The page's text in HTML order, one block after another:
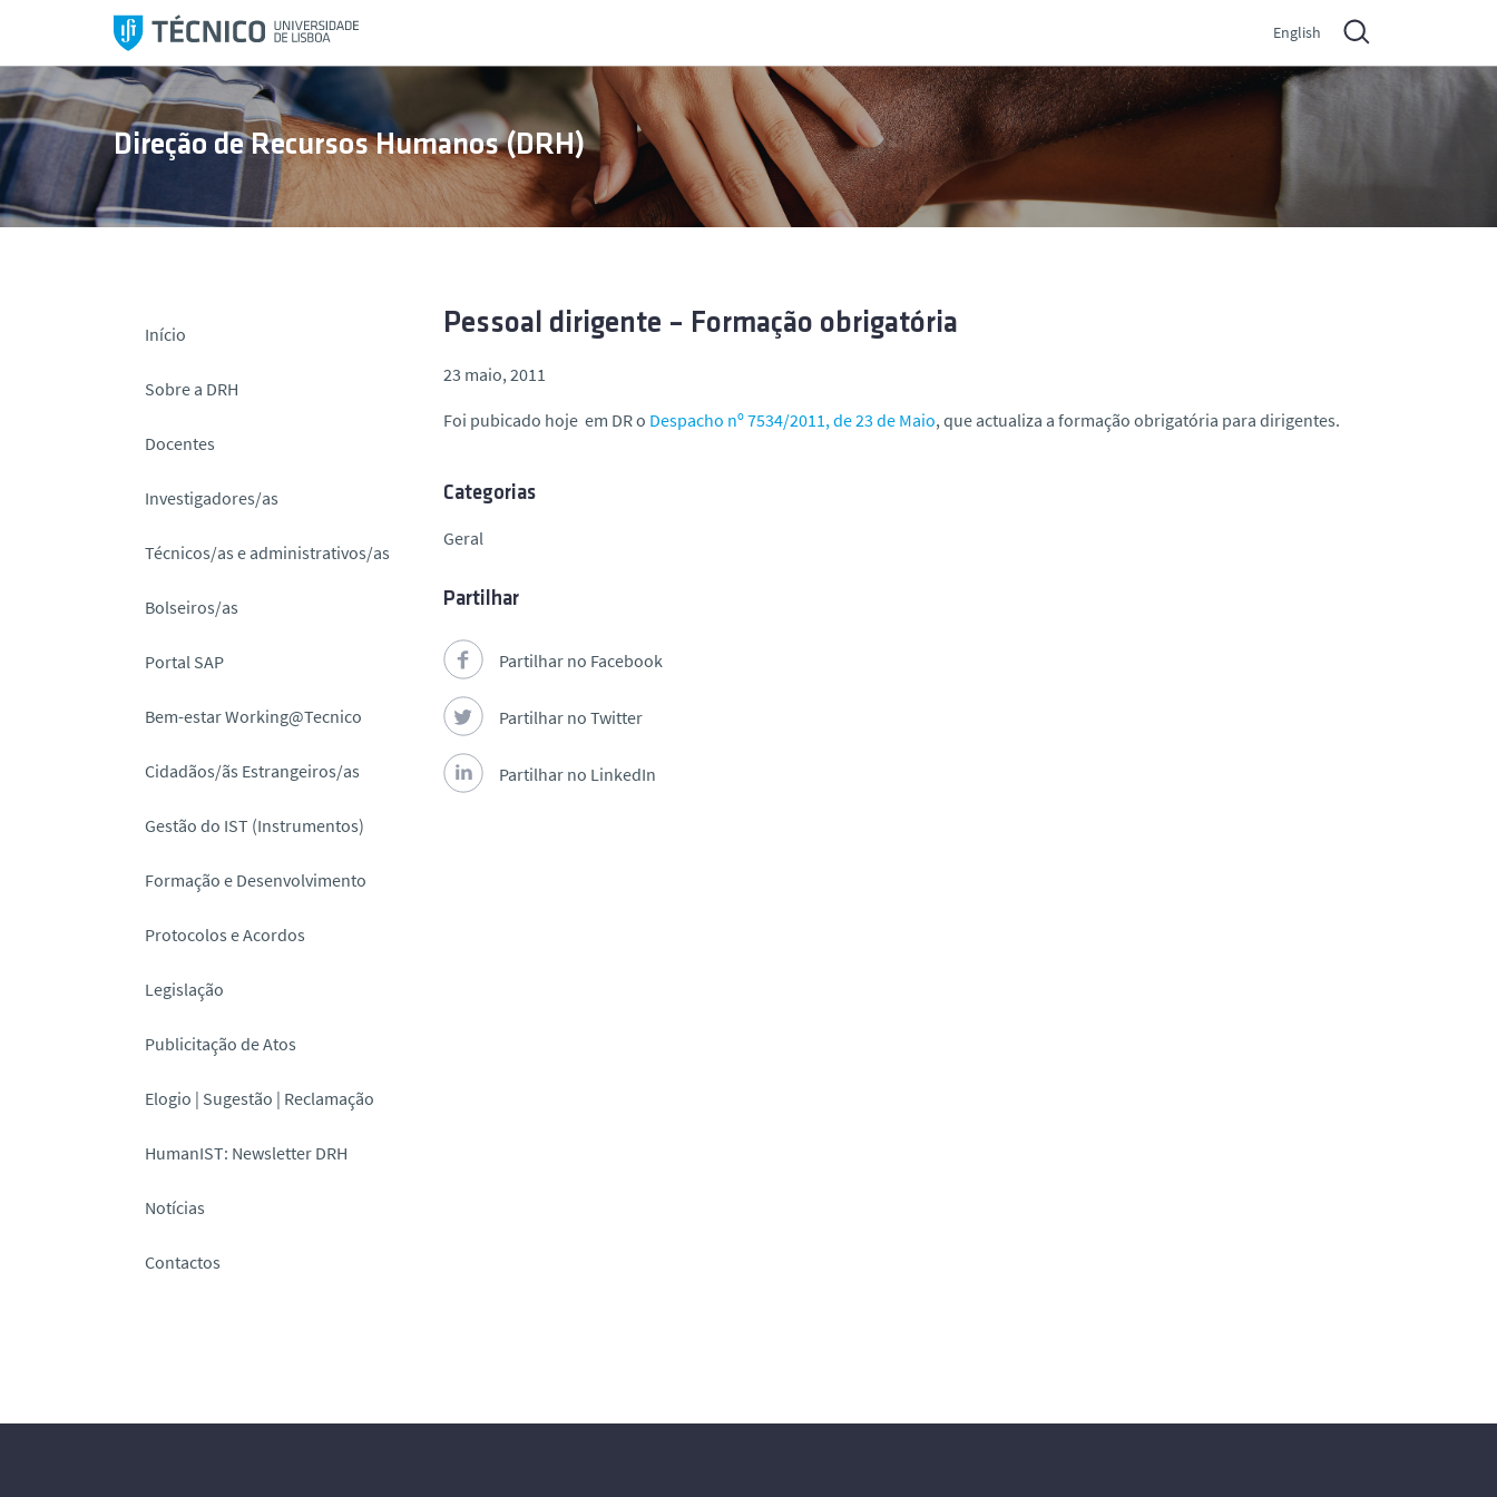
l
t
a
r
p
a
English
Direção de Recursos Humanos (DRH)
Início
Sobre a DRH
Docentes
Investigadores/as
Técnicos/as e administrativos/as
Bolseiros/as
Portal SAP
Bem-estar Working@Tecnico
Cidadãos/ãs Estrangeiros/as
Gestão do IST (Instrumentos)
Formação e Desenvolvimento
Protocolos e Acordos
Legislação
Publicitação de Atos
Elogio | Sugestão | Reclamação
HumanIST: Newsletter DRH
Notícias
Contactos
Pessoal dirigente – Formação obrigatória
23 maio, 2011
Foi pubicado hoje em DR o Despacho nº 7534/2011, de 23 de Maio, que actualiza a formação obrigatória para dirigentes.
Categorias
Geral
Partilhar
Partilhar no Facebook
Partilhar no Twitter
Partilhar no LinkedIn